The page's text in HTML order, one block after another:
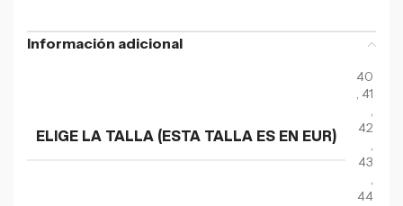
Información adicional
ELIGE LA TALLA (ESTA TALLA ES EN EUR)
40
41
42
43
44